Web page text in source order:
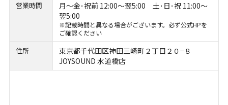
営業時間
月～金･祝前 12:00～翌5:00 土･日･祝 11:00～
翌5:00
※記載時間と異なる場合がございます。必ず公式HPを
ご確認ください
住所
東京都千代田区神田三崎町２丁目２０−８
JOYSOUND 水道橋店